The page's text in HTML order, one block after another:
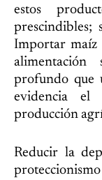
estos
prescindibles;
Importar
alimentación
profundo que
evidencia el
producción
Reducir la